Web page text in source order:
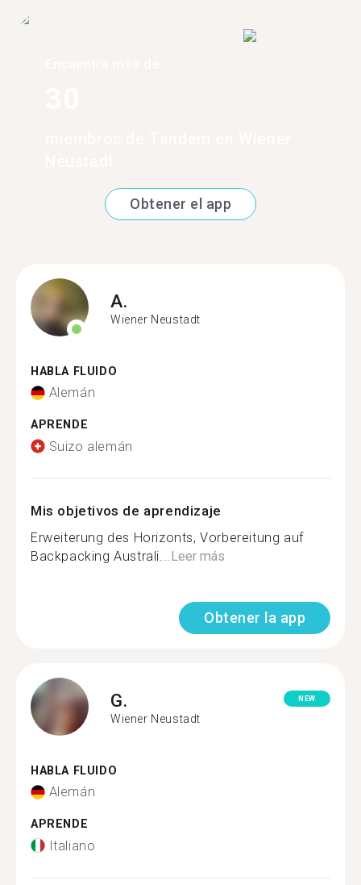
Obtener el app
A.
Wiener Neustadt
HABLA FLUIDO
Alemán
APRENDE
Suizo alemán
Mis objetivos de aprendizaje
Erweiterung des Horizonts, Vorbereitung auf
Backpacking Australi... Leer más
Obtener la app
G.
Wiener Neustadt
NEW
HABLA FLUIDO
Alemán
APRENDE
Italiano